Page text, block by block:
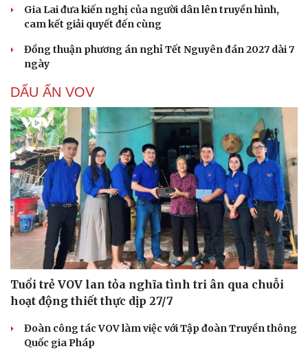
Gia Lai đưa kiến nghị của người dân lên truyền hình,
cam kết giải quyết đến cùng
Đồng thuận phương án nghỉ Tết Nguyên đán 2027 dài 7
ngày
DẤU ẤN VOV
Tuổi trẻ VOV lan tỏa nghĩa tình tri ân qua chuỗi
hoạt động thiết thực dịp 27/7
Đoàn công tác VOV làm việc với Tập đoàn Truyền thông
Quốc gia Pháp